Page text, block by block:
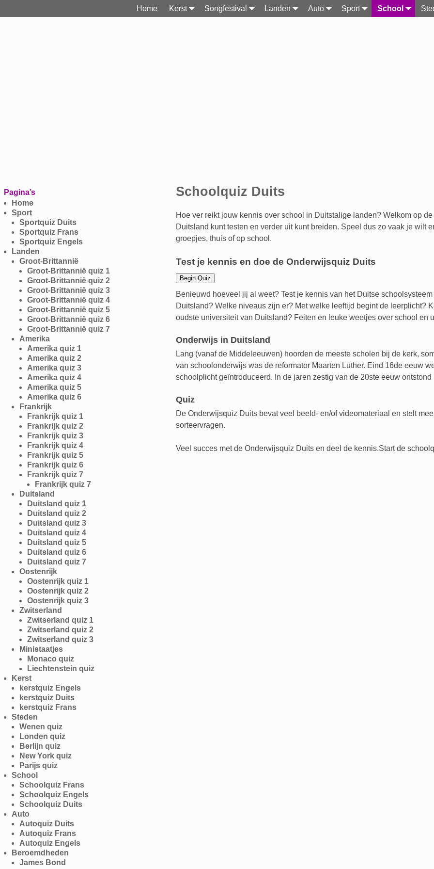
Home Kerst Songfestival Landen Auto Sport School
Schoolquiz Duits
Hoe ver reikt jouw kennis over school in Duitstalige landen? Welkom op
Duitsland kunt testen en verder uit kunt breiden. Speel dus zo vaak je wilt
groepjes, thuis of op school.
Test je kennis en doe de Onderwijsquiz Duits
Benieuwd hoeveel jij al weet? Test je kennis van het Duitse
Duitsland? Welke niveaus zijn er? Met welke leeftijd begint de leerplicht?
oudste universiteit van Duitsland? Feiten en leuke weetjes over school en
Onderwijs in Duitsland
Lang (vanaf de Middeleeuwen) hoorden de meeste scholen bij de kerk,
van schoolonderwijs was de reformator Maarten Luther. Eind 16de eeuw
schoolplicht geïntroduceerd. In de jaren zestig van de 20ste eeuw
Quiz
De Onderwijsquiz Duits bevat veel beeld- en/of videomateriaal en stelt
sorteervragen.
Veel succes met de Onderwijsquiz Duits en deel de kennis.Start de
Pagina’s
Home
Sport
Sportquiz Duits
Sportquiz Frans
Sportquiz Engels
Landen
Groot-Brittannië
Groot-Brittannië quiz 1
Groot-Brittannië quiz 2
Groot-Brittannië quiz 3
Groot-Brittannië quiz 4
Groot-Brittannië quiz 5
Groot-Brittannië quiz 6
Groot-Brittannië quiz 7
Amerika
Amerika quiz 1
Amerika quiz 2
Amerika quiz 3
Amerika quiz 4
Amerika quiz 5
Amerika quiz 6
Frankrijk
Frankrijk quiz 1
Frankrijk quiz 2
Frankrijk quiz 3
Frankrijk quiz 4
Frankrijk quiz 5
Frankrijk quiz 6
Frankrijk quiz 7
Frankrijk quiz 7
Duitsland
Duitsland quiz 1
Duitsland quiz 2
Duitsland quiz 3
Duitsland quiz 4
Duitsland quiz 5
Duitsland quiz 6
Duitsland quiz 7
Oostenrijk
Oostenrijk quiz 1
Oostenrijk quiz 2
Oostenrijk quiz 3
Zwitserland
Zwitserland quiz 1
Zwitserland quiz 2
Zwitserland quiz 3
Ministaatjes
Monaco quiz
Liechtenstein quiz
Kerst
kerstquiz Engels
kerstquiz Duits
kerstquiz Frans
Steden
Wenen quiz
Londen quiz
Berlijn quiz
New York quiz
Parijs quiz
School
Schoolquiz Frans
Schoolquiz Engels
Schoolquiz Duits
Auto
Autoquiz Duits
Autoquiz Frans
Autoquiz Engels
Beroemdheden
James Bond